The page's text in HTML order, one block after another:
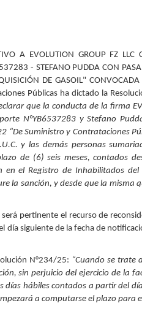
A EVOLUTION GROUP FZ LLC
- STEFANO PUDDA CON
DE GASOIL"
Públicas ha dictado la
que la conducta de la firma
N°YB6537283 y Stefano
“De Suministro y Contrataciones
y las demás personas
de (6) seis meses, contados
en el Registro de Inhabilitados
la sanción, y desde que la misma
pertinente el recurso de
siguiente de la fecha de
N°234/25: “Cuando se trate
sin perjuicio del ejercicio de la
hábiles contados a partir del
a computarse el plazo para